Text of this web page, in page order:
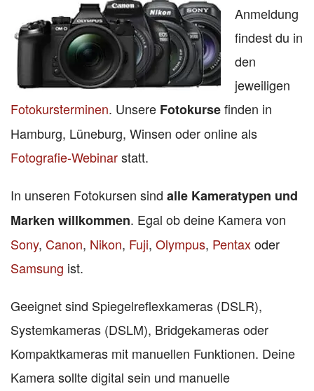
Anmeldung
findest du in
den
jeweiligen
Fotokursterminen. Unsere Fotokursefinden in
Hamburg, Lüneburg, Winsen oder online als
Fotografie-Webinarstatt.
In unseren Fotokursen sind alle Kameratypen und
Marken willkommen. Egal ob deine Kamera von
Sony, Canon, Nikon, Fuji, Olympus, Pentaxoder
Samsung ist.
Geeignet sind Spiegelreflexkameras (DSLR),
Systemkameras (DSLM), Bridgekameras oder
Kompaktkameras mit manuellen Funktionen. Deine
Kamera sollte digital sein und manuelle